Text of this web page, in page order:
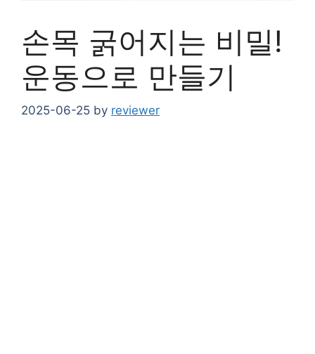
손목 굵어지는 비밀!
운동으로 만들기
2025-06-25 by reviewer